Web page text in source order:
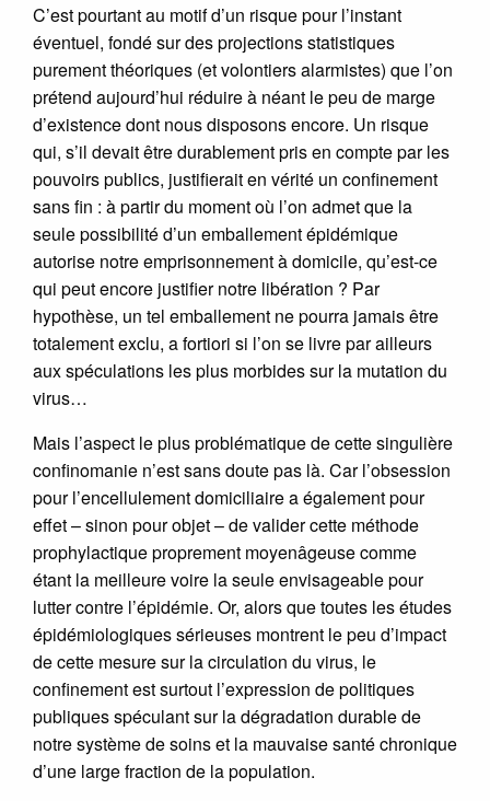
C’est pourtant au motif d’un risque pour l’instant
éventuel, fondé sur des projections statistiques
purement théoriques (et volontiers alarmistes) que l’on
prétend aujourd’hui réduire à néant le peu de marge
d’existence dont nous disposons encore. Un risque
qui, s’il devait être durablement pris en compte par les
pouvoirs publics, justifierait en vérité un confinement
sans fin : à partir du moment où l’on admet que la
seule possibilité d’un emballement épidémique
autorise notre emprisonnement à domicile, qu’est-ce
qui peut encore justifier notre libération ? Par
hypothèse, un tel emballement ne pourra jamais être
totalement exclu, a fortiori si l’on se livre par ailleurs
aux spéculations les plus morbides sur la mutation du
virus…
Mais l’aspect le plus problématique de cette singulière
confinomanie n’est sans doute pas là. Car l’obsession
pour l’encellulement domiciliaire a également pour
effet – sinon pour objet – de valider cette méthode
prophylactique proprement moyenâgeuse comme
étant la meilleure voire la seule envisageable pour
lutter contre l’épidémie. Or, alors que toutes les études
épidémiologiques sérieuses montrent le peu d’impact
de cette mesure sur la circulation du virus, le
confinement est surtout l’expression de politiques
publiques spéculant sur la dégradation durable de
notre système de soins et la mauvaise santé chronique
d’une large fraction de la population.